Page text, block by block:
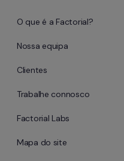
O que é a Factorial?
Nossa equipa
Clientes
Trabalhe connosco
Factorial Labs
Mapa do site